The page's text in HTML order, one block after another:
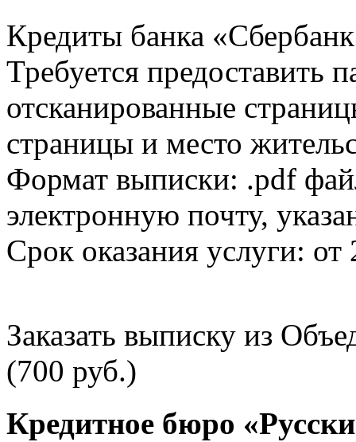
Кредиты банка
Требуется предоставить
отсканированные
страницы и место
Формат выписки: .pdf
электронную почту,
Срок оказания услуги: от
Заказать выписку из
(700 руб.)
Кредитное бюро